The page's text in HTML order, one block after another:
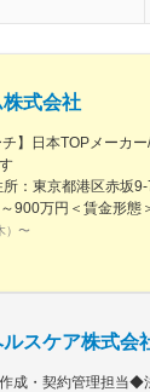
てからは、1~2泊の
エリアがメインとな
祝休みです。受けた
均するとひと月10時
。段取りがうまくい
ートの充実も図れま
の安全性、有効性に
りがいのある仕事で
とともに、定年後も
方創生事業の一環
でございます。
式会社
チ】日本TOPメーカ
〜
スケア株式会
作成・契約管理担当◆